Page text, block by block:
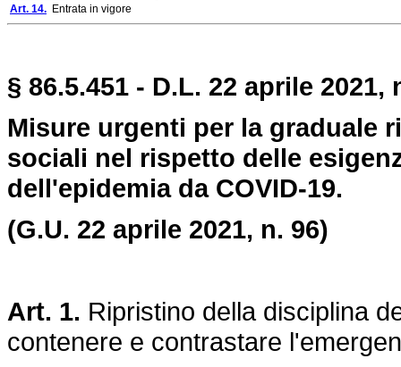
Art. 14. Entrata in vigore
§ 86.5.451 - D.L. 22 aprile 2021,
Misure urgenti per la graduale
sociali nel rispetto delle
dell'epidemia da COVID-19.
(G.U. 22 aprile 2021, n. 96)
Art. 1. Ripristino della disciplina
contenere e contrastare